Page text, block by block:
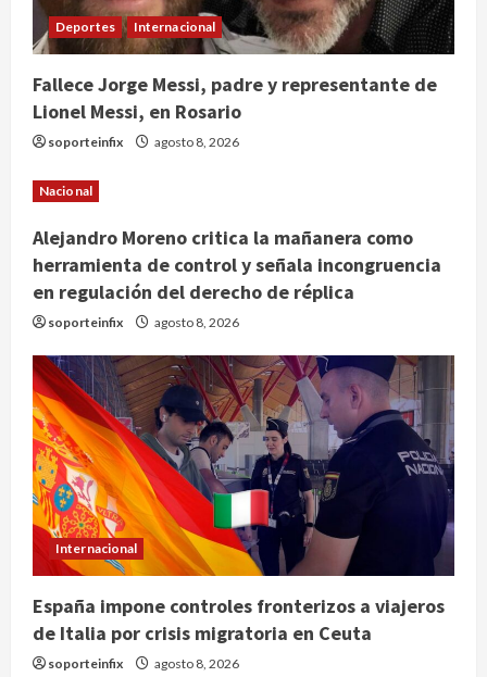
Deportes Internacional
Fallece Jorge Messi, padre y representante de
Lionel Messi, en Rosario
soporteinfix agosto 8, 2026
Nacional
Alejandro Moreno critica la mañanera como
herramienta de control y señala incongruencia
en regulación del derecho de réplica
soporteinfix agosto 8, 2026
Internacional
España impone controles fronterizos a viajeros
de Italia por crisis migratoria en Ceuta
soporteinfix agosto 8, 2026